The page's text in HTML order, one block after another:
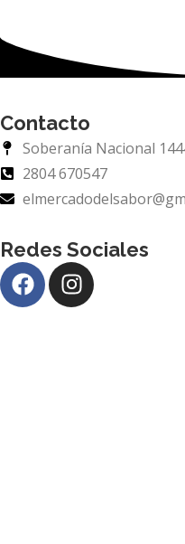
Contacto
Soberanía Nacional
2804 670547
Redes Sociales